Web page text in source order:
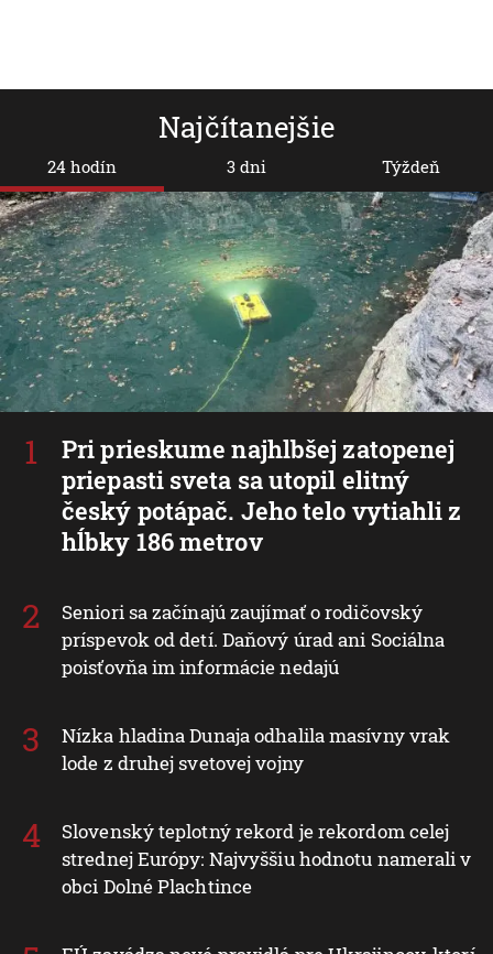
Najčítanejšie
24 hodín
Pri prieskume najhlbšej zatopenej
priepasti sveta sa utopil elitný
český potápač. Jeho telo vytiahli z
hĺbky 186 metrov
Seniori sa začínajú zaujímať o rodičovský
príspevok od detí. Daňový úrad ani Sociálna
poisťovňa im informácie nedajú
Nízka hladina Dunaja odhalila masívny vrak
lode z druhej svetovej vojny
Slovenský teplotný rekord je rekordom celej
strednej Európy: Najvyššiu hodnotu namerali v
obci Dolné Plachtince
3 dni Týždeň